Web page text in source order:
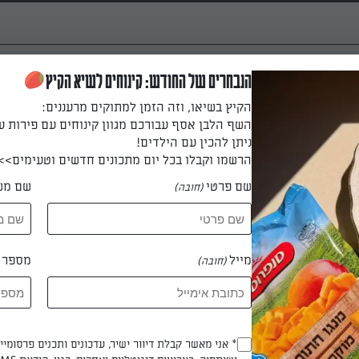
את התרד ומטגנים 5-4 דקות, עד שהוא מתרכך. מתבלים במלח ובפלפל שחור,
פירורי הלחם, הגבינות והעירית ומערבבים היטב.
דקות
בנייר אפייה.
על משטח העבודה נייר אפייה נקי ופותחים עליו את הבצק.
הנבחרים של החודש: קינוחים לשיא הקיץ
הקיץ בשיאו, וזה הזמן למתוקים מרעננים:
השף הלבן אסף עבורכם מגוון קינוחים עם פירות
ניתן להכין עם הילדים!
הרשמו וקבלו בכל יום מתכונים חדשים
שם פרטי(חובה) שם
מייל(חובה) מספר
Opt_In
* אני מאשר קבלת דיוור ישיר, עדכונים ותכנים